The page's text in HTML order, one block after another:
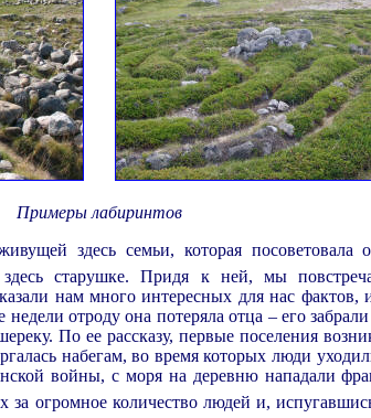
Примеры лабиринтов
здесь семьи, которая посоветовала
здесь старушке. Придя к ней, мы
нам много интересных для нас фактов,
отроду она потеряла отца – его
По ее рассказу, первые поселения
набегам, во время которых люди
войны, с моря на деревню нападали
огромное количество людей и,